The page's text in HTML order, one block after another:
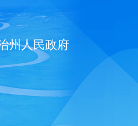
州人民政府